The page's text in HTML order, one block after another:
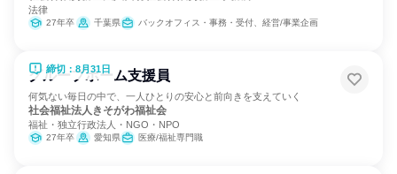
法律
27年卒 千葉県 バックオフィス・事務・受付、経営/事業企画
締切：8月31日
グループホーム支援員
何気ない毎日の中で、一人ひとりの安心と前向きを支えていく
社会福祉法人きそがわ福祉会
福祉・独立行政法人・NGO・NPO
27年卒 愛知県 医療/福祉専門職